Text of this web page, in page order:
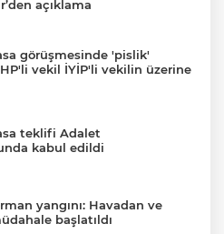
açıklama
görüşmesinde 'pislik'
vekil İYİP'li vekilin üzerine
teklifi Adalet
kabul edildi
yangını: Havadan ve
başlatıldı